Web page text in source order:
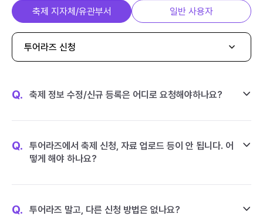
축제 지자체/유관부서 일반 사용자
투어라즈 신청
Q. 축제 정보 수정/신규 등록은 어디로 요청해야하나요?
Q.
투어라즈에서 축제 신청, 자료 업로드 등이 안 됩니다. 어
떻게 해야 하나요?
Q. 투어라즈 말고, 다른 신청 방법은 없나요?